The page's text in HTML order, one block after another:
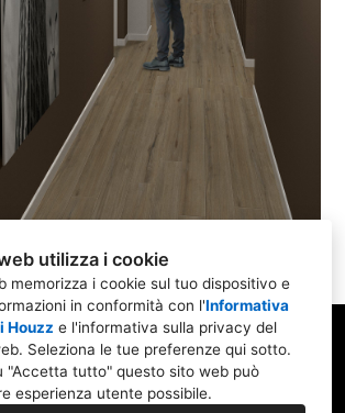
utilizza i cookie
memorizza i cookie sul tuo dispositivo e
in conformità con l'Informativa
Houzz e l'informativa sulla privacy del
. Seleziona le tue preferenze qui sotto.
"Accetta tutto" questo sito web può
esperienza utente possibile.
f, 20090 Trezzano sul Naviglio MI